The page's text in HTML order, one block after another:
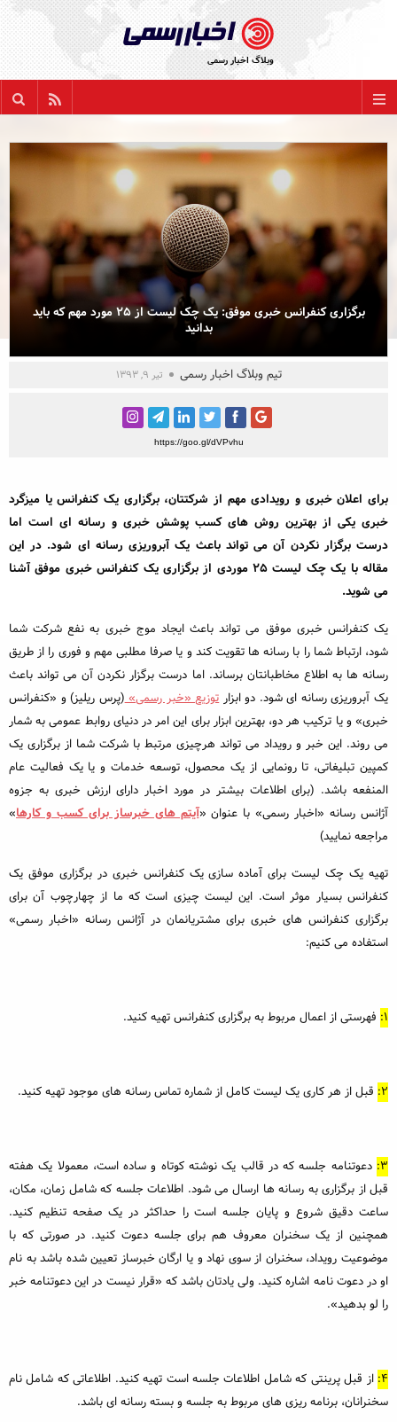
وبلاگ اخبار رسمی
بازگشت
همه عناوین
اخبار سازمانی
روابط عمومی
آنلاین مارکتینگ
برندسازی
رپورتاژ آگهی
محبوب‌ترین
داغ‌ترین
پشتیبانی اخبار رسمی در کنار شماست:
021 22886635
support@AkhbarRasmi.com
برگزاری کنفرانس خبری موفق: یک چک لیست از ۲۵ مورد مهم که باید
بدانید
تیم وبلاگ اخبار رسمی تیر ۹, ۱۳۹۳
https://goo.gl/dVPvhu
برای اعلان خبری و رویدادی مهم از شرکتتان، برگزاری یک کنفرانس یا میزگرد
خبری یکی از بهترین روش های کسب پوشش خبری و رسانه ای است اما
درست برگزار نکردن آن می تواند باعث یک آبروریزی رسانه ای شود. در این
مقاله با یک چک لیست ۲۵ موردی از برگزاری یک کنفرانس خبری موفق آشنا
می شوید.
یک کنفرانس خبری موفق می تواند باعث ایجاد موج خبری به نفع شرکت شما
شود، ارتباط شما را با رسانه ها تقویت کند و یا صرفا مطلبی مهم و فوری را از طریق
رسانه ها به اطلاع مخاطبانتان برساند. اما درست برگزار نکردن آن می تواند باعث
یک آبروریزی رسانه ای شود. دو ابزارتوزیع «خبر رسمی»(پرس ریلیز) و «کنفرانس
خبری» و یا ترکیب هر دو، بهترین ابزار برای این امر در دنیای روابط عمومی به شمار
می روند. این خبر و رویداد می تواند هرچیزی مرتبط با شرکت شما از برگزاری یک
کمپین تبلیغاتی، تا رونمایی از یک محصول، توسعه خدمات و یا یک فعالیت عام
المنفعه باشد. (برای اطلاعات بیشتر در مورد اخبار دارای ارزش خبری به جزوه
آژانس رسانه «اخبار رسمی» با عنوان «آیتم های خبرساز برای کسب و کارها»
مراجعه نمایید)
تهیه یک چک لیست برای آماده سازی یک کنفرانس خبری در برگزاری موفق یک
کنفرانس بسیار موثر است. این لیست چیزی است که ما از چهارچوب آن برای
برگزاری کنفرانس های خبری برای مشتریانمان در آژانس رسانه «اخبار رسمی»
استفاده می کنیم:
1: فهرستی از اعمال مربوط به برگزاری کنفرانس تهیه کنید.
2: قبل از هر کاری یک لیست کامل از شماره تماس رسانه های موجود تهیه کنید.
3: دعوتنامه جلسه که در قالب یک نوشته کوتاه و ساده است، معمولا یک هفته
قبل از برگزاری به رسانه ها ارسال می شود. اطلاعات جلسه که شامل زمان، مکان،
ساعت دقیق شروع و پایان جلسه است را حداکثر در یک صفحه تنظیم کنید.
همچنین از یک سخنران معروف هم برای جلسه دعوت کنید. در صورتی که با
موضوعیت رویداد، سخنران از سوی نهاد و یا ارگان خبرساز تعیین شده باشد به نام
او در دعوت نامه اشاره کنید. ولی یادتان باشد که «قرار نیست در این دعوتنامه خبر
را لو بدهید».
4: از قبل پرینتی که شامل اطلاعات جلسه است تهیه کنید. اطلاعاتی که شامل نام
سخنرانان، برنامه ریزی های مربوط به جلسه و بسته رسانه ای باشد.
مقاله بعدی
مقاله قبلی